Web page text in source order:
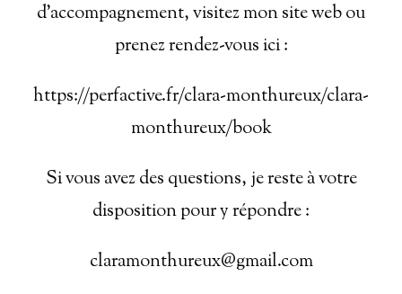
d'accompagnement, visitez mon site web ou
prenez rendez-vous ici :
https://perfactive.fr/clara-monthureux/clara-
monthureux/book
Si vous avez des questions, je reste à votre
disposition pour y répondre :
claramonthureux@gmail.com